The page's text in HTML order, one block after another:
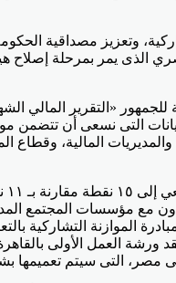
وتعزيز مصداقية
الذى يمر بمرحلة
«التقرير المالي
البيانات التى نسعى أن
المالية، وقطاع
بالتعاون مع مؤسسات
الموازنة التشاركية
العمل الأولى بالقاهرة،
فى مصر، التى سيتم